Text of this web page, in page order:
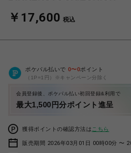
￥17,600 税込
ポケパル払いで 0〜0ポイント
（1P=1円）※キャンペーン分除く
会員登録後、ポケパル払い初回登録&利用で
最大1,500円分ポイント進呈
獲得ポイントの確認方法は こちら
販売期間 2026年03月01日 00時00分 〜